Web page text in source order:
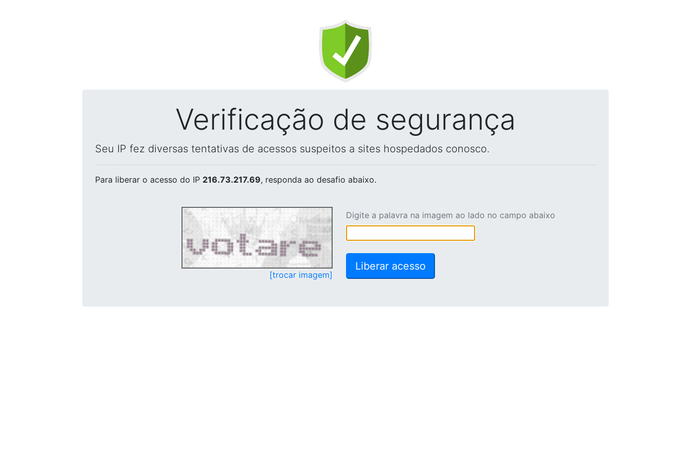
Verificação de segurança
Seu IP fez diversas tentativas de acessos suspeitos a sites hospedados conosco.
Para liberar o acesso do IP 216.73.217.69, responda ao desafio abaixo.
[trocar imagem]
Digite a palavra na imagem ao lado no campo abaixo